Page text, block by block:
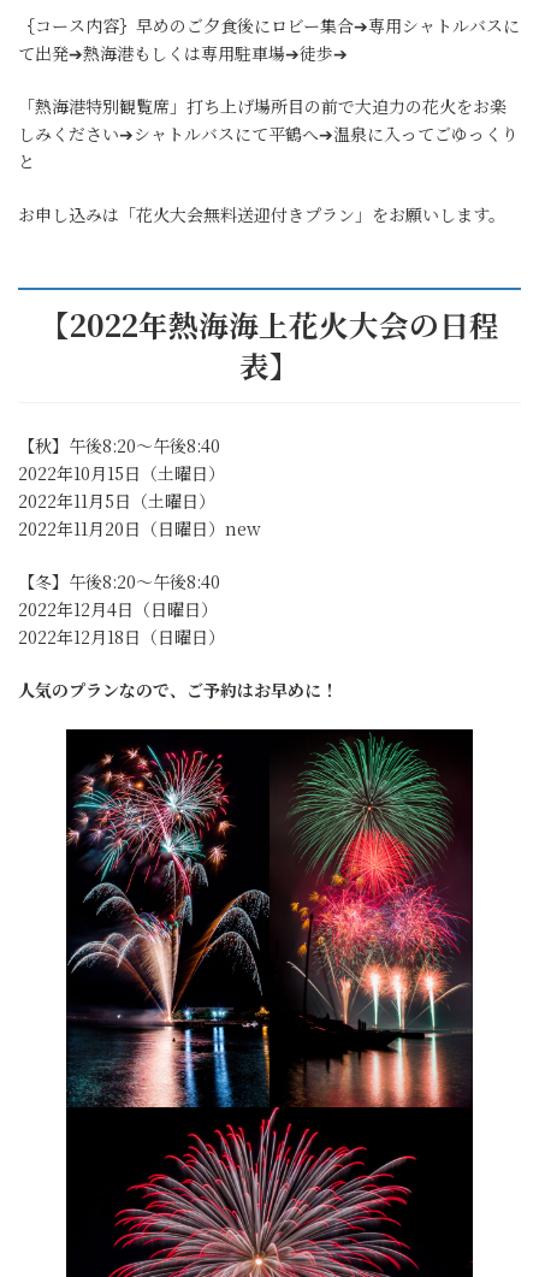
｛コース内容｝早めのご夕食後にロビー集合➔専用シャトルバスに
て出発➔熱海港もしくは専用駐車場➔徒歩➔
「熱海港特別観覧席」打ち上げ場所目の前で大迫力の花火をお楽
しみください➔シャトルバスにて平鶴へ➔温泉に入ってごゆっくり
と
お申し込みは「花火大会無料送迎付きプラン」をお願いします。
【2022年熱海海上花火大会の日程
表】
【秋】午後8:20～午後8:40
2022年10月15日（土曜日）
2022年11月5日（土曜日）
2022年11月20日（日曜日）new
【冬】午後8:20～午後8:40
2022年12月4日（日曜日）
2022年12月18日（日曜日）
人気のプランなので、ご予約はお早めに！